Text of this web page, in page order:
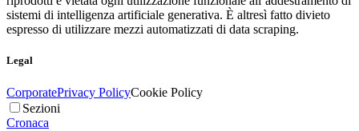
sistemi di intelligenza artificiale generativa. È altresì fatto divieto
espresso di utilizzare mezzi automatizzati di data scraping.
Legal
CorporatePrivacy PolicyCookie Policy
Sezioni
Cronaca